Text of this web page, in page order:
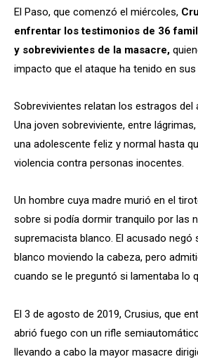
El Paso, que comenzó el miércoles,
enfrentar los testimonios de 36
y sobrevivientes de la masacre,
impacto que el ataque ha tenido en sus
Sobrevivientes relatan los estragos del
Una joven sobreviviente, entre
una adolescente feliz y normal hasta
violencia contra personas inocentes.
Un hombre cuya madre murió en el
sobre si podía dormir tranquilo por las
supremacista blanco. El acusado negó
blanco moviendo la cabeza, pero
cuando se le preguntó si lamentaba lo
El 3 de agosto de 2019, Crusius, que
abrió fuego con un rifle
llevando a cabo la mayor masacre